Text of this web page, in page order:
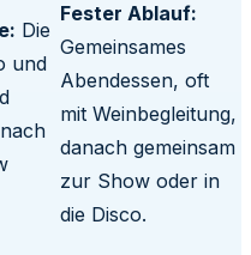
Die
und
Fester Ablauf:
Gemeinsames
Abendessen, oft
mit Weinbegleitung,
danach gemeinsam
zur Show oder in
die Disco.